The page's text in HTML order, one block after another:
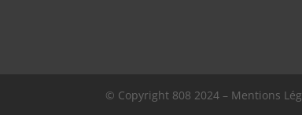
© Copyright 808 2024 – Mentions